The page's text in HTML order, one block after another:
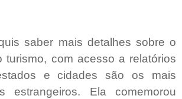
saber mais detalhes sobre o
turismo, com acesso a relatórios
e cidades são os mais
estrangeiros. Ela comemorou